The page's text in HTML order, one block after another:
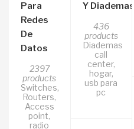
Para
Redes
De
Datos
2397
products
Switches,
Routers,
Access
point,
radio
Y Diademas
436
products
Diademas
call
center,
hogar,
usb para
pc